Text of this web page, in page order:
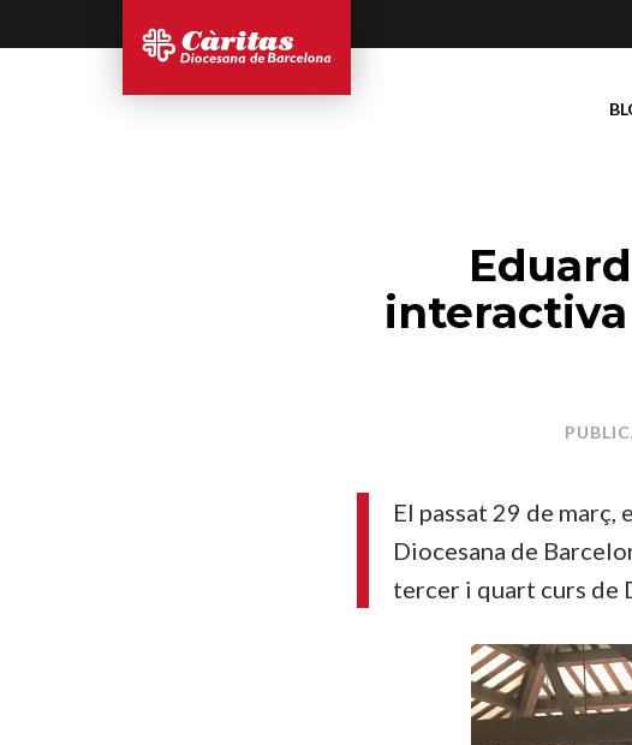
El passat 29 de març,
Diocesana de
tercer i quart curs de